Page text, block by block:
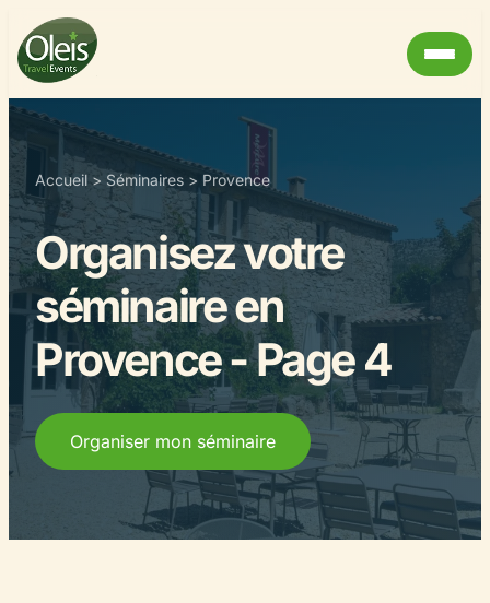
Accueil > Séminaires > Provence
Organisez votre
séminaire en
Provence - Page 4
Organiser mon séminaire